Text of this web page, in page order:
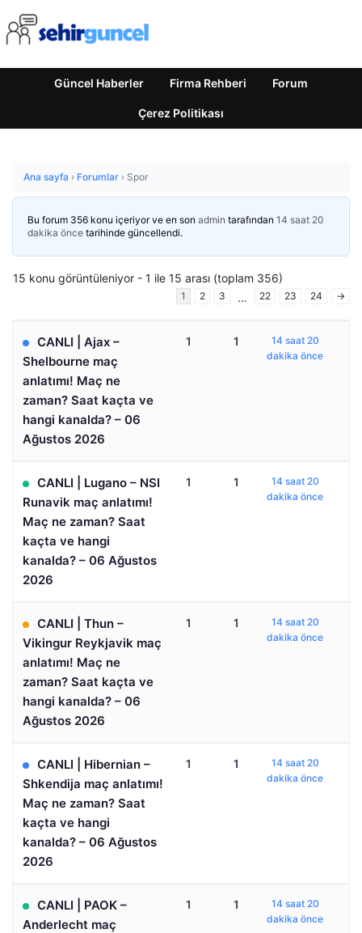
Güncel Haberler Firma Rehberi Forum
Çerez Politikası
Ana sayfa › Forumlar › Spor
Bu forum 356 konu içeriyor ve en son admin tarafından 14 saat 20
dakika önce tarihinde güncellendi.
15 konu görüntüleniyor - 1 ile 15 arası (toplam 356)
1 2 3 … 22 23 24 →
CANLI | Ajax –
Shelbourne maç
anlatımı! Maç ne
zaman? Saat kaçta ve
hangi kanalda? – 06
Ağustos 2026
1 1
14 saat 20
dakika önce
CANLI | Lugano – NSI
Runavik maç anlatımı!
Maç ne zaman? Saat
kaçta ve hangi
kanalda? – 06 Ağustos
2026
1 1
14 saat 20
dakika önce
CANLI | Thun –
Vikingur Reykjavik maç
anlatımı! Maç ne
zaman? Saat kaçta ve
hangi kanalda? – 06
Ağustos 2026
1 1
14 saat 20
dakika önce
CANLI | Hibernian –
Shkendija maç anlatımı!
Maç ne zaman? Saat
kaçta ve hangi
kanalda? – 06 Ağustos
2026
1 1
14 saat 20
dakika önce
CANLI | PAOK –
Anderlecht maç
1 1
14 saat 20
dakika önce